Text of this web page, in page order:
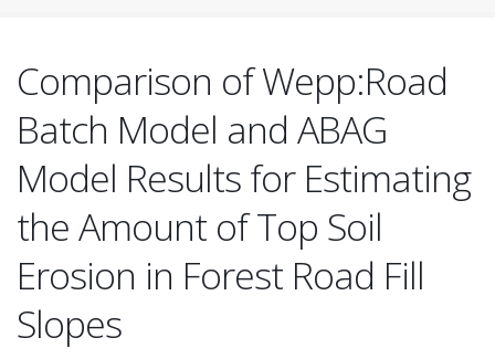
Comparison of Wepp:Road
Batch Model and ABAG
Model Results for Estimating
the Amount of Top Soil
Erosion in Forest Road Fill
Slopes